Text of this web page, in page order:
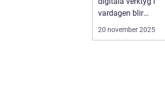
vardagen blir
mjukvarans
20 november 2025